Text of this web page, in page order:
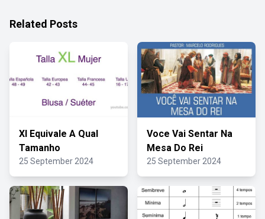
Related Posts
Xl Equivale A Qual
Tamanho
25 September 2024
Voce Vai Sentar Na
Mesa Do Rei
25 September 2024